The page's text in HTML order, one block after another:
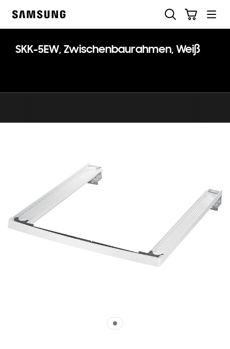
SKK-5EW, Zwischenbaurahmen, Weiß